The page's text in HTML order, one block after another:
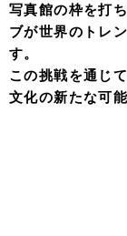
写真館の枠を打
ブが世界のトレ
す。
この挑戦を通じ
文化の新たな可